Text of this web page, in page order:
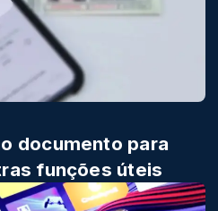
documento para
funções úteis